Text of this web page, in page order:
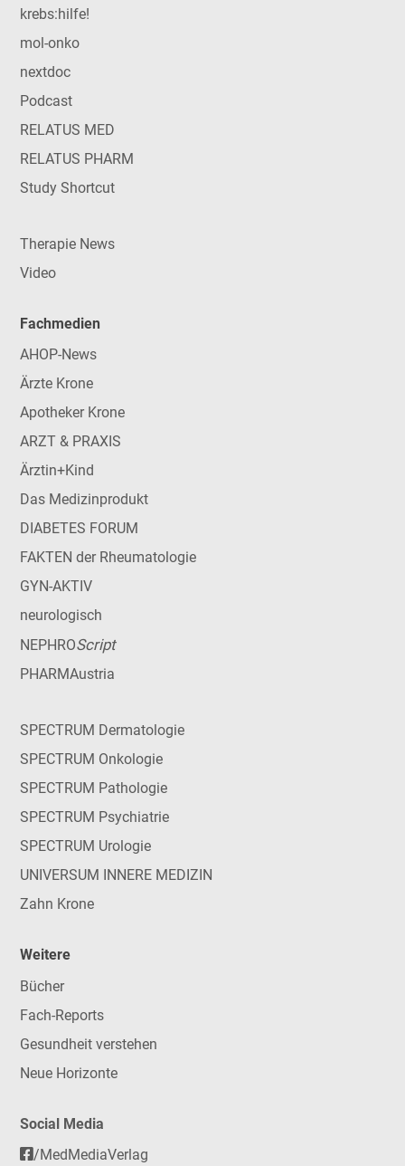
krebs:hilfe!
mol-onko
nextdoc
Podcast
RELATUS MED
RELATUS PHARM
Study Shortcut
Therapie News
Video
Fachmedien
AHOP-News
Ärzte Krone
Apotheker Krone
ARZT & PRAXIS
Ärztin+Kind
Das Medizinprodukt
DIABETES FORUM
FAKTEN der Rheumatologie
GYN-AKTIV
neurologisch
NEPHROScript
PHARMAustria
SPECTRUM Dermatologie
SPECTRUM Onkologie
SPECTRUM Pathologie
SPECTRUM Psychiatrie
SPECTRUM Urologie
UNIVERSUM INNERE MEDIZIN
Zahn Krone
Weitere
Bücher
Fach-Reports
Gesundheit verstehen
Neue Horizonte
Social Media
/MedMediaVerlag